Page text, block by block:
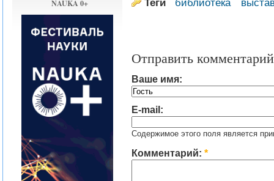
NAUKA 0+
Теги библиотека
Отправить комментарий
Ваше имя:
E-mail:
Содержимое этого поля является
Комментарий: *